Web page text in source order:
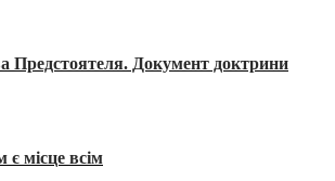
Предстоятеля. Документ доктрини
є місце всім